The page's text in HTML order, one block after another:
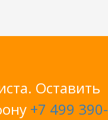
Оставить
+7 499 390-